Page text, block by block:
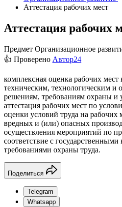
Аттестация рабочих мест
Аттестация рабочих
Предмет Организационное
👍 Проверено Автор24
комплексная оценка рабочих мест
техническим, технологическим и
решениям, требованиям охраны и
аттестация рабочих мест по
оценки условий труда на рабочих
вредных и (или) опасных
осуществления мероприятий по
соответствие с
требованиями охраны труда.
Поделиться
Telegram
Whatsapp